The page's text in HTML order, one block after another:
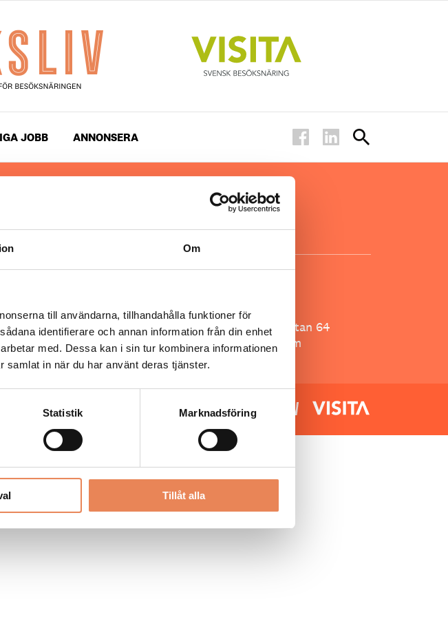
Om
till användarna, tillhandahålla funktioner för
identifierare och annan information från din enhet
med. Dessa kan i sin tur kombinera informationen
samlat in när du har använt deras tjänster.
Statistik Marknadsföring
Tillåt alla
JOBB ANNONSERA
nyheter och snackisar inom
är ett affärsmagasin för ägare
är skyddat
Besöksliv
Spoon, Brännkyrkagatan 64
118 23 Stockholm